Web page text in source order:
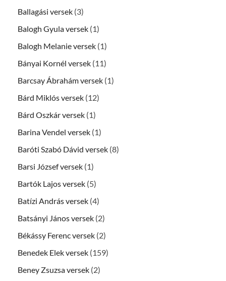
Ballagási versek (3)
Balogh Gyula versek (1)
Balogh Melanie versek (1)
Bányai Kornél versek (11)
Barcsay Ábrahám versek (1)
Bárd Miklós versek (12)
Bárd Oszkár versek (1)
Barina Vendel versek (1)
Baróti Szabó Dávid versek (8)
Barsi József versek (1)
Bartók Lajos versek (5)
Batízi András versek (4)
Batsányi János versek (2)
Békássy Ferenc versek (2)
Benedek Elek versek (159)
Beney Zsuzsa versek (2)